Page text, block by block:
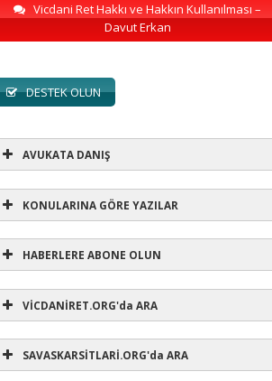
Vicdani Ret Hakkı ve Hakkın Kullanılması –
Davut Erkan
DESTEK OLUN
AVUKATA DANIŞ
AVUKATA DANIŞ
KONULARINA GÖRE YAZILAR
KONULARINA GÖRE YAZILAR
(1)
ihtarı(3)
HABERLERE ABONE OLUN
VİCDANİRET.ORG'da ARA
SAVASKARSİTLARİ.ORG'da ARA